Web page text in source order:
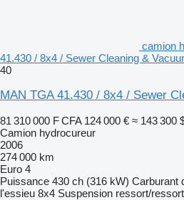
camion
41.430 / 8x4 / Sewer Cleaning &
40
MAN TGA 41.430 / 8x4 / Sewer
81 310 000 F CFA 124 000 € ≈ 143 300
Camion hydrocureur
2006
274 000 km
Euro 4
Puissance 430 ch (316 kW) Carburant
l'essieu 8x4 Suspension ressort/ressort